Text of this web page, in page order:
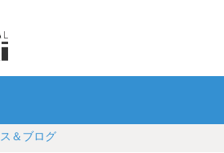
＆ブログ